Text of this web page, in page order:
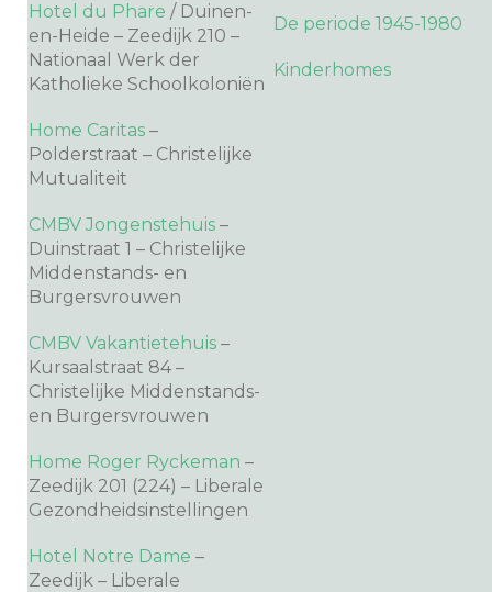
Hotel du Phare / Duinen-
en-Heide – Zeedijk 210 –
Nationaal Werk der
Katholieke Schoolkoloniën
Home Caritas –
Polderstraat – Christelijke
Mutualiteit
CMBV Jongenstehuis –
Duinstraat 1 – Christelijke
Middenstands- en
Burgersvrouwen
CMBV Vakantietehuis –
Kursaalstraat 84 –
Christelijke Middenstands-
en Burgersvrouwen
Home Roger Ryckeman –
Zeedijk 201 (224) – Liberale
Gezondheidsinstellingen
Hotel Notre Dame –
Zeedijk – Liberale
De periode 1945-1980
Kinderhomes